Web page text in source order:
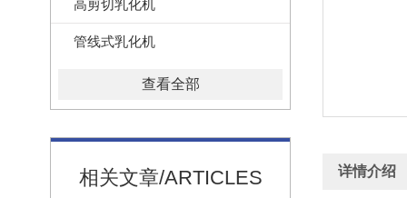
高剪切乳化机
管线式乳化机
查看全部
相关文章/ARTICLES 详情介绍